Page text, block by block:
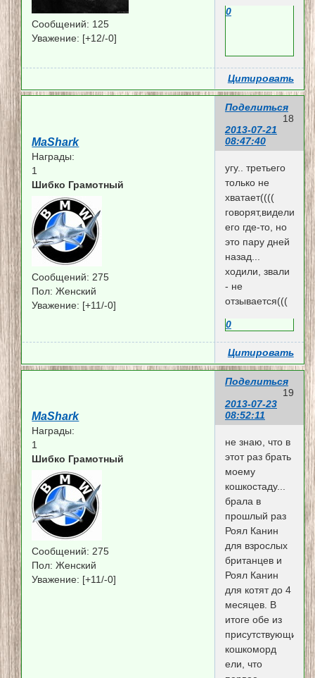
Сообщений: 125
Уважение: [+12/-0]
0
Цитировать
Поделиться
18
2013-07-21
08:47:40
MaShark
Награды:
1
Шибко Грамотный
Сообщений: 275
Пол: Женский
Уважение: [+11/-0]
угу.. третьего
только не
хватает((((
говорят,видели
его где-то, но
это пару дней
назад...
ходили, звали
- не
отзывается(((
0
Цитировать
Поделиться
19
2013-07-23
08:52:11
MaShark
Награды:
1
Шибко Грамотный
Сообщений: 275
Пол: Женский
Уважение: [+11/-0]
не знаю, что в
этот раз брать
моему
кошкостаду...
брала в
прошлый раз
Роял Канин
для взрослых
британцев и
Роял Канин
для котят до 4
месяцев. В
итоге обе из
присутствующих
кошкоморд
ели, что